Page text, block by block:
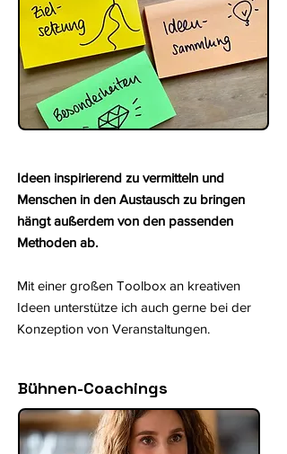
Ideen inspirierend zu vermitteln und
Menschen in den Austausch zu bringen
hängt außerdem von den passenden
Methoden ab.​
Mit einer großen Toolbox an kreativen
Ideen unterstütze ich auch gerne bei der
Konzeption von Veranstaltungen.
Bühnen-Coachings